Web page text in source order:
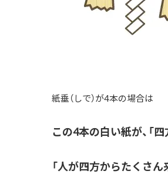
紙垂（しで）が4本の場合は
この4本の白い紙が、「
「人が四方からたくさん